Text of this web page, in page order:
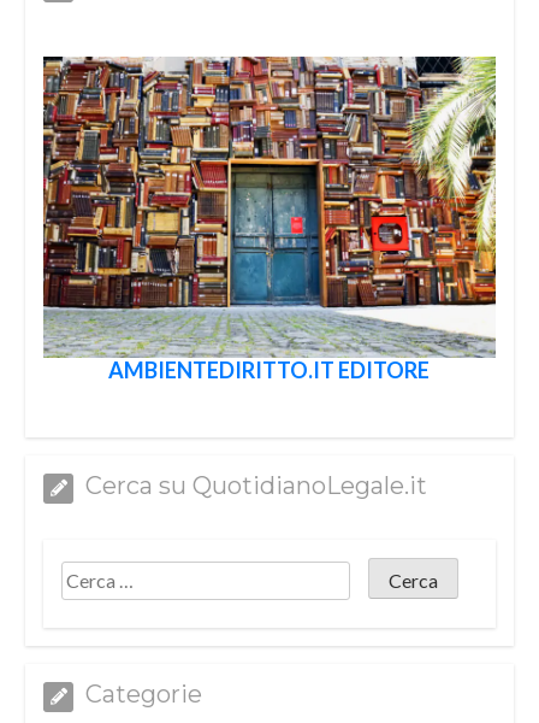
AMBIENTEDIRITTO.IT EDITORE
Cerca su QuotidianoLegale.it
Categorie